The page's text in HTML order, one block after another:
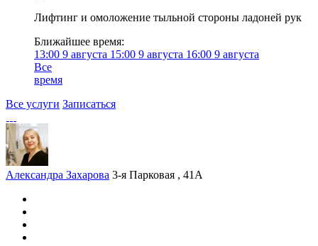
Лифтинг и омоложение тыльной стороны ладоней рук
Ближайшее время:
13:00 9 августа 15:00 9 августа 16:00 9 августа
Все
время
Все услуги Записаться
Александра Захарова 3-я Парковая , 41А